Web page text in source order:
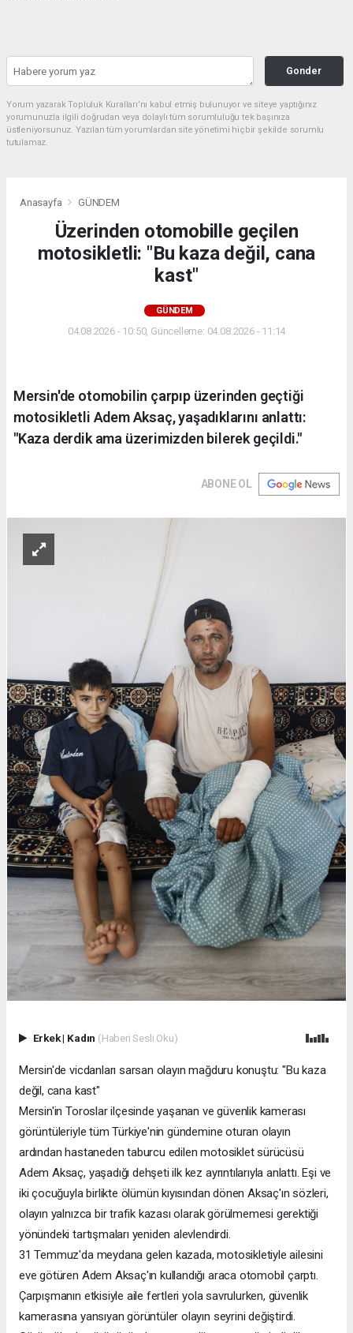
Gonder
Yorum yazarak Topluluk Kuralları’nı kabul etmiş bulunuyor ve siteye yaptığınız
yorumunuzla ilgili doğrudan veya dolaylı tüm sorumluluğu tek başınıza
üstleniyorsunuz. Yazılan tüm yorumlardan site yönetimi hiçbir şekilde sorumlu
tutulamaz.
Anasayfa GÜNDEM
Üzerinden otomobille geçilen
motosikletli: "Bu kaza değil, cana
kast"
GÜNDEM
04.08.2026 - 10:50, Güncelleme: 04.08.2026 - 11:14
Mersin'de otomobilin çarpıp üzerinden geçtiği
motosikletli Adem Aksaç, yaşadıklarını anlattı:
"Kaza derdik ama üzerimizden bilerek geçildi."
ABONE OL
Erkek| Kadın (Haberi Sesli Oku)
Mersin'de vicdanları sarsan olayın mağduru konuştu: "Bu kaza
değil, cana kast"
Mersin'in Toroslar ilçesinde yaşanan ve güvenlik kamerası
görüntüleriyle tüm Türkiye'nin gündemine oturan olayın
ardından hastaneden taburcu edilen motosiklet sürücüsü
Adem Aksaç, yaşadığı dehşeti ilk kez ayrıntılarıyla anlattı. Eşi ve
iki çocuğuyla birlikte ölümün kıyısından dönen Aksaç'ın sözleri,
olayın yalnızca bir trafik kazası olarak görülmemesi gerektiği
yönündeki tartışmaları yeniden alevlendirdi.
31 Temmuz'da meydana gelen kazada, motosikletiyle ailesini
eve götüren Adem Aksaç'ın kullandığı araca otomobil çarptı.
Çarpışmanın etkisiyle aile fertleri yola savrulurken, güvenlik
kamerasına yansıyan görüntüler olayın seyrini değiştirdi.